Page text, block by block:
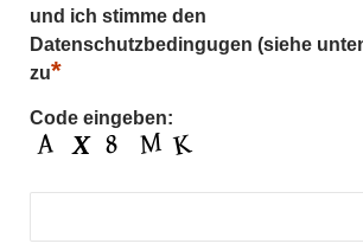
und ich stimme den
Datenschutzbedingugen (siehe
zu*
Code eingeben: